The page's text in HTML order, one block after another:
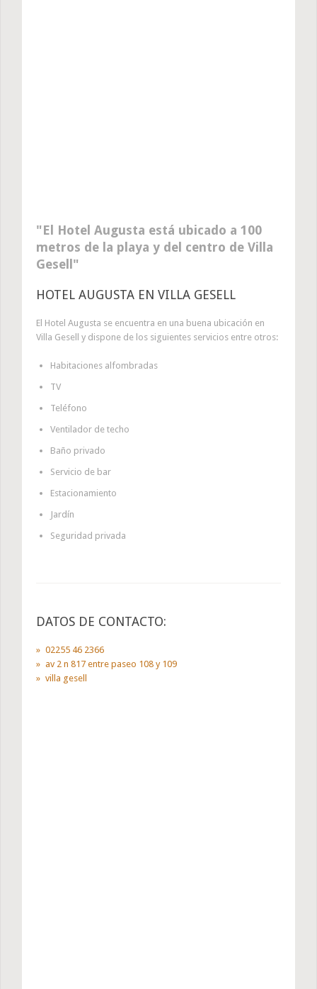
El Hotel Augusta está ubicado a 100
metros de la playa y del centro de Villa
Gesell
HOTEL AUGUSTA EN VILLA GESELL
El Hotel Augusta se encuentra en una buena ubicación en
Villa Gesell y dispone de los siguientes servicios entre otros:
Habitaciones alfombradas
TV
Teléfono
Ventilador de techo
Baño privado
Servicio de bar
Estacionamiento
Jardín
Seguridad privada
DATOS DE CONTACTO:
02255 46 2366
av 2 n 817 entre paseo 108 y 109
villa gesell